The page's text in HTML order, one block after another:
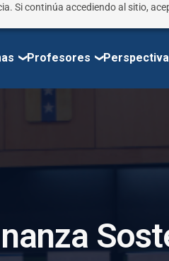
Si continúa accediendo al sitio,
Profesores Perspectiva
nanza Sost